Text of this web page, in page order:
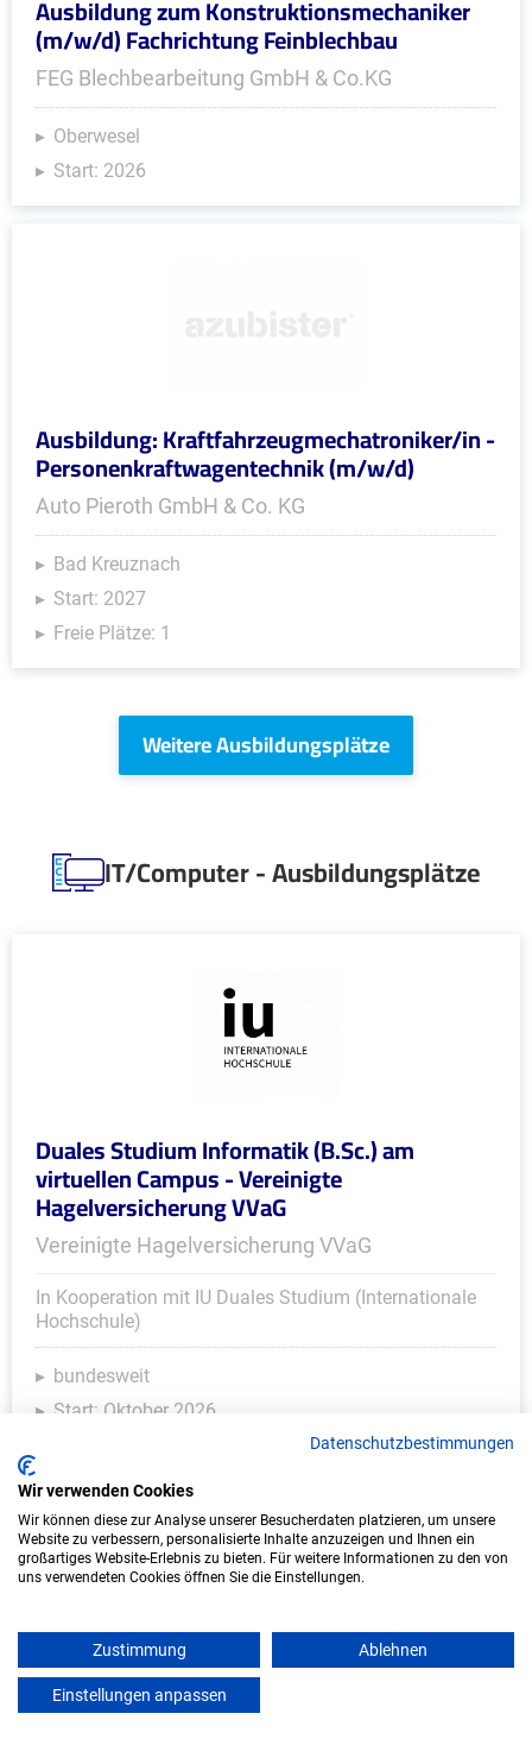
Ausbildung zum Konstruktionsmechaniker
(m/w/d) Fachrichtung Feinblechbau
FEG Blechbearbeitung GmbH & Co.KG
Oberwesel
Start: 2026
Ausbildung: Kraftfahrzeugmechatroniker/in -
Personenkraftwagentechnik (m/w/d)
Auto Pieroth GmbH & Co. KG
Bad Kreuznach
Start: 2027
Freie Plätze: 1
Weitere Ausbildungsplätze
IT/Computer - Ausbildungsplätze
Duales Studium Informatik (B.Sc.) am
virtuellen Campus - Vereinigte
Hagelversicherung VVaG
Vereinigte Hagelversicherung VVaG
In Kooperation mit IU Duales Studium (Internationale
Hochschule)
bundesweit
Start: Oktober 2026
Duales Studium Informatik (B.Sc.) am
Datenschutzbestimmungen
Wir verwenden Cookies
Wir können diese zur Analyse unserer Besucherdaten platzieren, um unsere
Website zu verbessern, personalisierte Inhalte anzuzeigen und Ihnen ein
großartiges Website-Erlebnis zu bieten. Für weitere Informationen zu den von
uns verwendeten Cookies öffnen Sie die Einstellungen.
Zustimmung Ablehnen
Einstellungen anpassen